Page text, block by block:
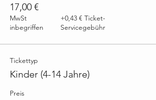
17,00 €
MwSt
inbegriffen
+0,43 € Ticket-
Servicegebühr
Tickettyp
Kinder (4-14 Jahre)
Preis